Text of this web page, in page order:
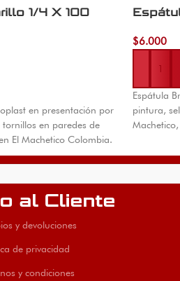
1/4 X 100
en presentación por
en paredes de
El Machetico Colombia.
$6.000
Añadir al
Espátula
pintura,
al Cliente
y devoluciones
de privacidad
y condiciones